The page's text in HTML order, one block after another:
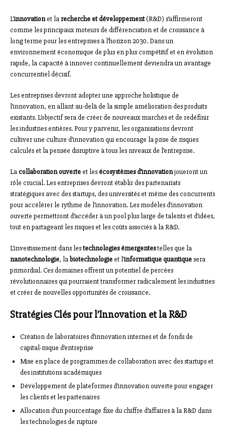
L’innovationet la recherche et développement(R&D) s’affirmeront
comme les principaux moteurs de différenciation et de croissance à
long terme pour les entreprises à l’horizon 2030. Dans un
environnement économique de plus en plus compétitif et en évolution
rapide, la capacité à innover continuellement deviendra un avantage
concurrentiel décisif.
Les entreprises devront adopter une approche holistique de
l’innovation, en allant au-delà de la simple amélioration des produits
existants. L’objectif sera de créer de nouveaux marchés et de redéfinir
les industries entières. Pour y parvenir, les organisations devront
cultiver une culture d’innovation qui encourage la prise de risques
calculés et la pensée disruptive à tous les niveaux de l’entreprise.
Lacollaboration ouverteet lesécosystèmes d’innovationjoueront un
rôle crucial. Les entreprises devront établir des partenariats
stratégiques avec des startups, des universités et même des concurrents
pour accélérer le rythme de l’innovation. Les modèles d’innovation
ouverte permettront d’accéder à un pool plus large de talents et d’idées,
tout en partageant les risques et les coûts associés à la R&D.
L’investissement dans lestechnologies émergentestelles que la
nanotechnologie, labiotechnologieet l’informatique quantiquesera
primordial. Ces domaines offrent un potentiel de percées
révolutionnaires qui pourraient transformer radicalement les industries
et créer de nouvelles opportunités de croissance.
Stratégies Clés pour l’Innovation et la R&D
Création de laboratoires d’innovation internes et de fonds de
capital-risque d’entreprise
Mise en place de programmes de collaboration avec des startups et
des institutions académiques
Développement de plateformes d’innovation ouverte pour engager
les clients et les partenaires
Allocation d’un pourcentage fixe du chiffre d’affaires à la R&D dans
les technologies de rupture